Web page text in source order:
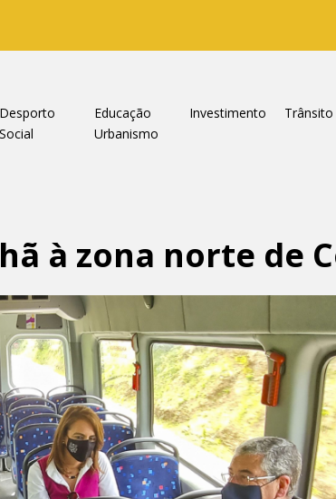
Desporto Educação Investimento
Trânsito
Social Urbanismo
à zona norte de